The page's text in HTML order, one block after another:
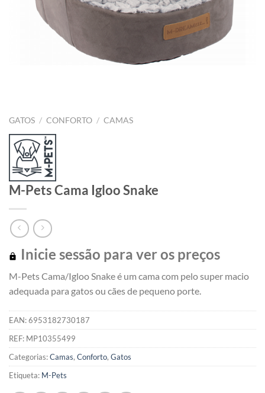
GATOS / CONFORTO / CAMAS
M-Pets Cama Igloo Snake
Inicie sessão para ver os preços
M-Pets Cama/Igloo Snake é um cama com pelo super macio
adequada para gatos ou cães de pequeno porte.
EAN:6953182730187
REF: MP10355499
Categorias:Camas, Conforto, Gatos
Etiqueta: M-Pets